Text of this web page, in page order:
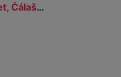
Sámiráđđi / Samerådet, Čálašeapmi, áššebáhpirat /...
Gå til detaljvisning